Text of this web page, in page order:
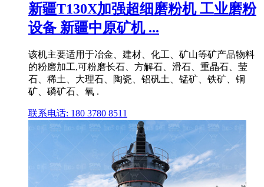
新疆T130X加强超细磨粉机 工业磨粉
设备 新疆中原矿机 ...
该机主要适用于冶金、建材、化工、矿山等矿产品物料
的粉磨加工,可粉磨长石、方解石、滑石、重晶石、莹
石、稀土、大理石、陶瓷、铝矾土、锰矿、铁矿、铜
矿、磷矿石、氧 .
联系电话: 180 3780 8511